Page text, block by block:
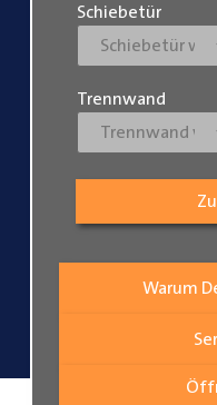
Warum
Schiebetür
Trennwand